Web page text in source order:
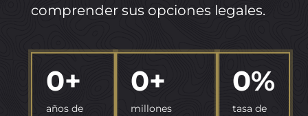
comprender sus opciones legales.
0+
años de
0+
millones
0%
tasa de